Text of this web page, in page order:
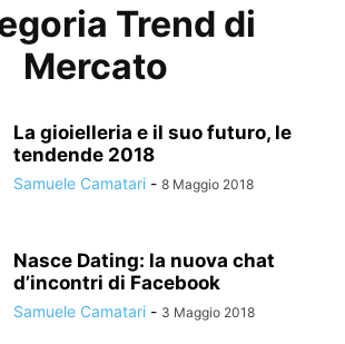
Trend di
Mercato
La gioielleria e il suo futuro, le
tendende 2018
Samuele Camatari - 8 Maggio 2018
Nasce Dating: la nuova chat
d’incontri di Facebook
Samuele Camatari - 3 Maggio 2018